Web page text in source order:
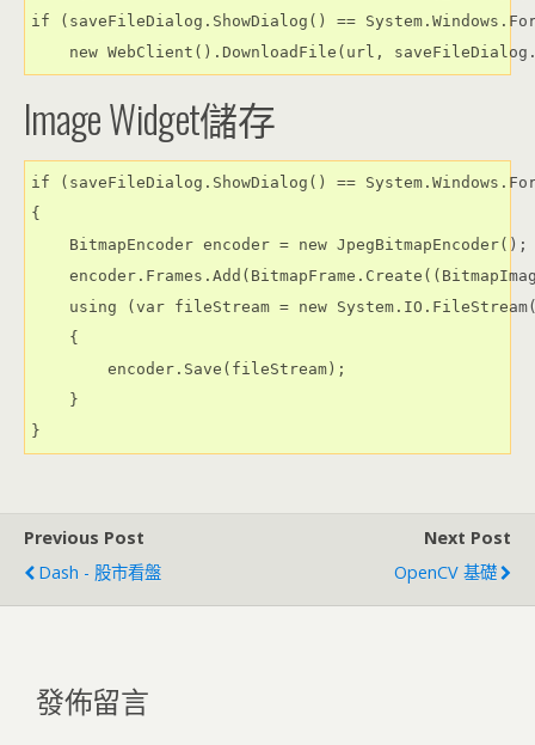
if (saveFileDialog.ShowDialog() ==
new WebClient().DownloadFile(url,
Image Widget儲存
if (saveFileDialog.ShowDialog() ==
{
    BitmapEncoder encoder = new JpegBitmapEncoder();
using (var fileStream = new
    {
        encoder.Save(fileStream);
    }
}
Previous Post
Dash - 股市看盤
Next Post
OpenCV 基礎
發佈留言